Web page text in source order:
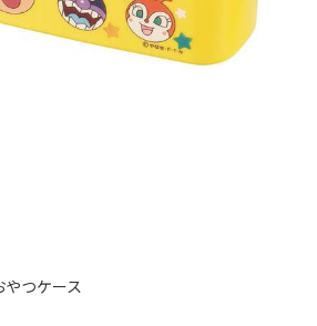
つケース